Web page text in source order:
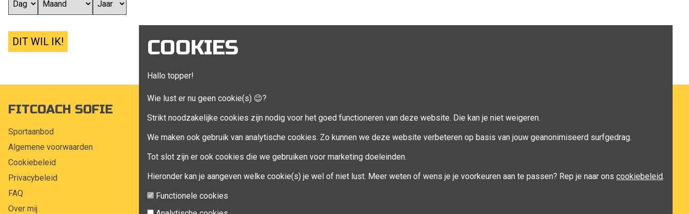
COOKIES
Hallo topper!
Wie lust er nu geen cookie(s) 😉?
Strikt noodzakelijke cookies zijn nodig voor het goed functioneren van deze website. Die kan je niet weigeren.
We maken ook gebruik van analytische cookies. Zo kunnen we deze website verbeteren op basis van jouw geanonimiseerd surfgedrag.
Tot slot zijn er ook cookies die we gebruiken voor marketing doeleinden.
Hieronder kan je aangeven welke cookie(s) je wel of niet lust. Meer weten of wens je je voorkeuren aan te passen? Rep je naar ons cookiebeleid.
Functionele cookies
DIT WIL IK!
FITCOACH SOFIE
Sportaanbod
Algemene voorwaarden
Cookiebeleid
Privacybeleid
FAQ
Over mij
Mijn account
Klant adressen
Winkelwagen
Aankoop beheren